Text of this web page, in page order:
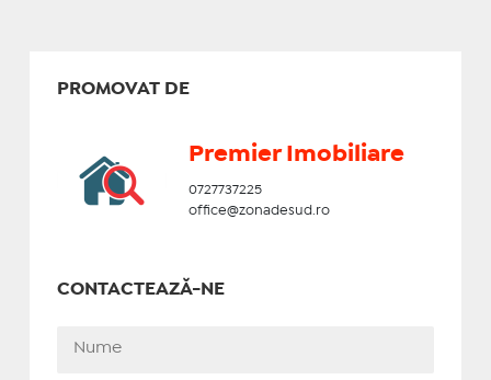
PROMOVAT DE
Premier Imobiliare
0727737225
office@zonadesud.ro
CONTACTEAZĂ-NE